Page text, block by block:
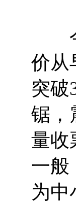
今
价从
突破
锯，
量收
一般
为中